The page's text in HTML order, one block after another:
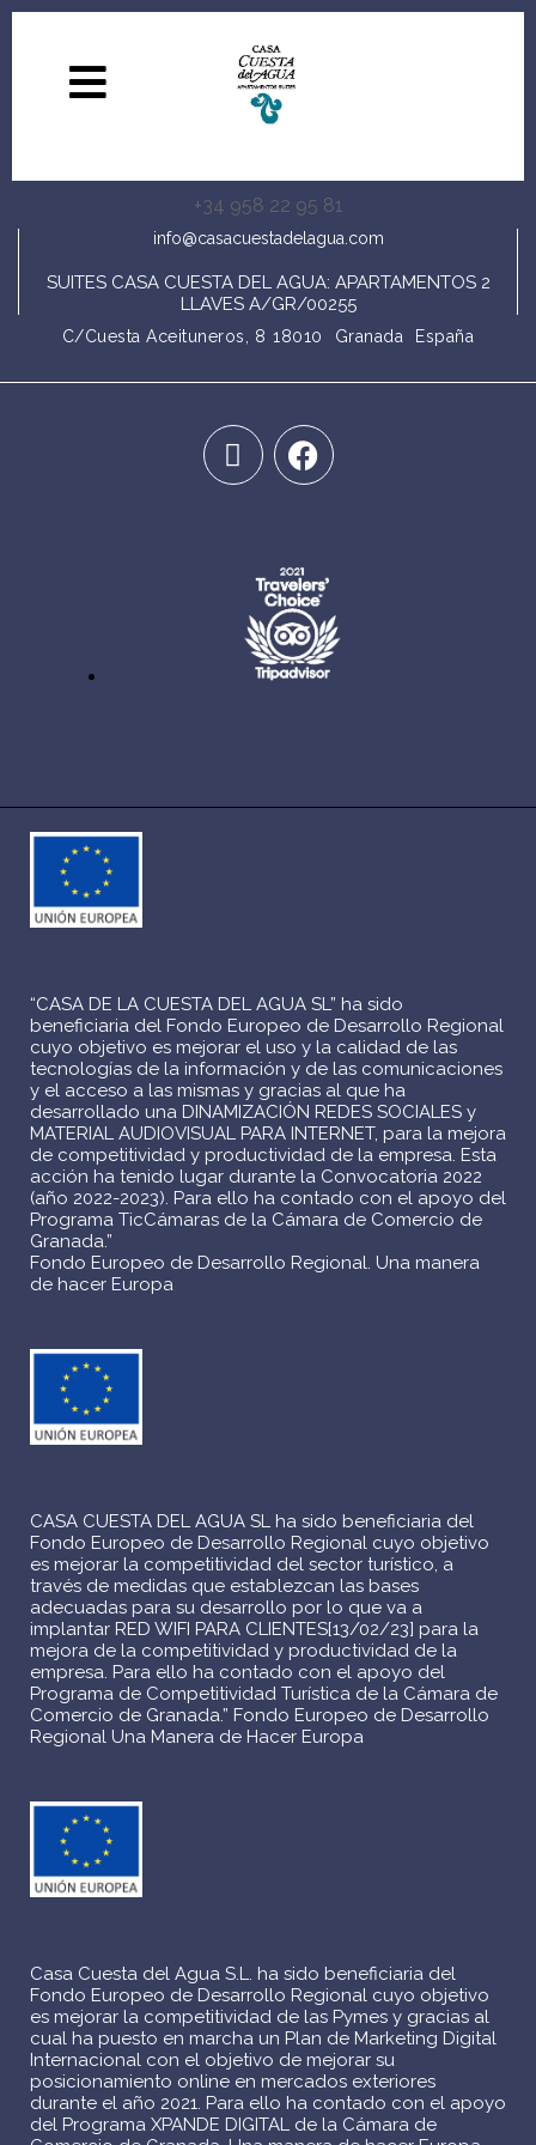
+34 958 22 95 81
info@casacuestadelagua.com
SUITES CASA CUESTA DEL AGUA: APARTAMENTOS 2
LLAVES A/GR/00255
C/Cuesta Aceituneros, 8 18010 Granada España
“CASA DE LA CUESTA DEL AGUA SL” ha sido
beneficiaria del Fondo Europeo de Desarrollo Regional
cuyo objetivo es mejorar el uso y la calidad de las
tecnologías de la información y de las comunicaciones
y el acceso a las mismas y gracias al que ha
desarrollado una DINAMIZACIÓN REDES SOCIALES y
MATERIAL AUDIOVISUAL PARA INTERNET, para la mejora
de competitividad y productividad de la empresa. Esta
acción ha tenido lugar durante la Convocatoria 2022
(año 2022-2023). Para ello ha contado con el apoyo del
Programa TicCámaras de la Cámara de Comercio de
Granada.”
Fondo Europeo de Desarrollo Regional. Una manera
de hacer Europa
CASA CUESTA DEL AGUA SL ha sido beneficiaria del
Fondo Europeo de Desarrollo Regional cuyo objetivo
es mejorar la competitividad del sector turístico, a
través de medidas que establezcan las bases
adecuadas para su desarrollo por lo que va a
implantar RED WIFI PARA CLIENTES[13/02/23] para la
mejora de la competitividad y productividad de la
empresa. Para ello ha contado con el apoyo del
Programa de Competitividad Turística de la Cámara de
Comercio de Granada.” Fondo Europeo de Desarrollo
Regional Una Manera de Hacer Europa
Casa Cuesta del Agua S.L. ha sido beneficiaria del
Fondo Europeo de Desarrollo Regional cuyo objetivo
es mejorar la competitividad de las Pymes y gracias al
cual ha puesto en marcha un Plan de Marketing Digital
Internacional con el objetivo de mejorar su
posicionamiento online en mercados exteriores
durante el año 2021. Para ello ha contado con el apoyo
del Programa XPANDE DIGITAL de la Cámara de